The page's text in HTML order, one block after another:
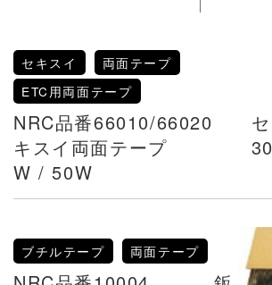
セキスイ
両面テープ
ETC用両面テープ
NRC品番66010/66020 セ
キスイ両面テープ 30
W / 50W
ブチルテープ 両面テープ